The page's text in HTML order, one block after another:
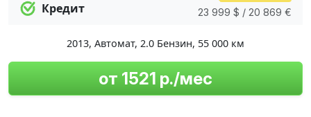
Кредит
23 999 $ / 20 869 €
2013, Автомат, 2.0 Бензин, 55 000 км
от 1521 р./мес